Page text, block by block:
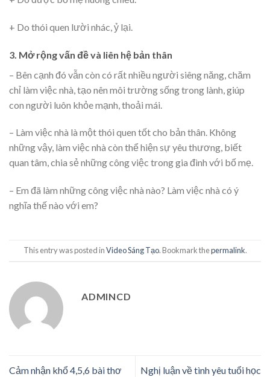
+ Do thói quen lười nhác, ỷ lại.
3. Mở rộng vấn đề và liên hệ bản thân
– Bên cạnh đó vẫn còn có rất nhiều người siêng năng, chăm
chỉ làm việc nhà, tạo nên môi trường sống trong lành, giúp
con người luôn khỏe mạnh, thoải mái.
– Làm việc nhà là một thói quen tốt cho bản thân. Không
những vậy, làm việc nhà còn thể hiện sự yêu thương, biết
quan tâm, chia sẻ những công việc trong gia đình với bố mẹ.
– Em đã làm những công việc nhà nào? Làm việc nhà có ý
nghĩa thế nào với em?
This entry was posted inVideo Sáng Tạo. Bookmark thepermalink.
ADMINCD
Cảm nhận khổ 4,5,6 bài thơ
Nghị luận về tình yêu tuổi học